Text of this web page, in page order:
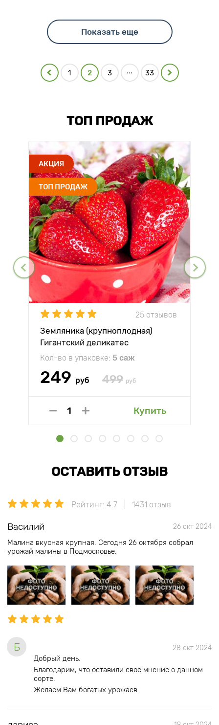
Показать еще
1 2 3 ... 33
ТОП ПРОДАЖ
АКЦИЯ
ТОП ПРОДАЖ
25 отзывов
Земляника (крупноплодная)
Гигантский деликатес
Кол-во в упаковке: 5 саж
249 руб 499 руб
Купить
ОСТАВИТЬ ОТЗЫВ
Рейтинг: 4.7 1431 отзыв
Василий 26 окт 2024
Малина вкусная крупная. Сегодня 26 октября собрал
урожай малины в Подмосковье.
Б 28 окт 2024
Добрый день.
Благодарим, что оставили свое мнение о данном
сорте.
Желаем Вам богатых урожаев.